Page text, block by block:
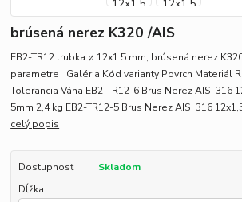
brúsená nerez K320 /AIS
EB2-TR12 trubka ø 12x1.5 mm, brúsená nerez
parametre Galéria Kód varianty Povrch Materiál
Tolerancia Váha EB2-TR12-6 Brus Nerez AISI 316
5mm 2,4 kg EB2-TR12-5 Brus Nerez AISI 316
celý popis
Dostupnosť
Skladom
Dĺžka